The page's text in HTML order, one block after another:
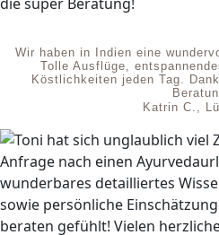
Wir haben in Indien eine
Tolle Ausflüge,
Köstlichkeiten jeden Tag.
Katrin C.,